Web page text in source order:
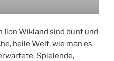
Ilon Wikland sind bunt und
heile Welt, wie man es
Spielende,